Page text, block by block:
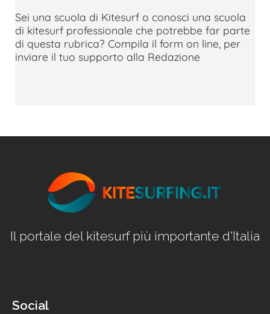
Sei una scuola di Kitesurf o conosci una scuola
di kitesurf professionale che potrebbe far parte
di questa rubrica? Compila il form on line, per
inviare il tuo supporto alla Redazione
Il portale del kitesurf più importante d'Italia
Social